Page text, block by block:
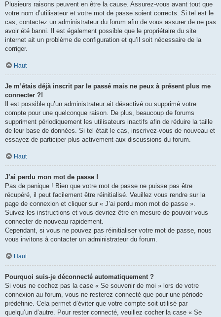
Plusieurs raisons peuvent en être la cause. Assurez-vous avant tout que
votre nom d’utilisateur et votre mot de passe soient corrects. Si tel est le
cas, contactez un administrateur du forum afin de vous assurer de ne pas
avoir été banni. Il est également possible que le propriétaire du site
internet ait un problème de configuration et qu’il soit nécessaire de la
corriger.
Haut
Je m’étais déjà inscrit par le passé mais ne peux à présent plus me
connecter ?!
Il est possible qu’un administrateur ait désactivé ou supprimé votre
compte pour une quelconque raison. De plus, beaucoup de forums
suppriment périodiquement les utilisateurs inactifs afin de réduire la taille
de leur base de données. Si tel était le cas, inscrivez-vous de nouveau et
essayez de participer plus activement aux discussions du forum.
Haut
J’ai perdu mon mot de passe !
Pas de panique ! Bien que votre mot de passe ne puisse pas être
récupéré, il peut facilement être réinitialisé. Veuillez vous rendre sur la
page de connexion et cliquer sur « J’ai perdu mon mot de passe ».
Suivez les instructions et vous devriez être en mesure de pouvoir vous
connecter de nouveau rapidement.
Cependant, si vous ne pouvez pas réinitialiser votre mot de passe, nous
vous invitons à contacter un administrateur du forum.
Haut
Pourquoi suis-je déconnecté automatiquement ?
Si vous ne cochez pas la case « Se souvenir de moi » lors de votre
connexion au forum, vous ne resterez connecté que pour une période
prédéfinie. Cela permet d’éviter que votre compte soit utilisé par
quelqu’un d’autre. Pour rester connecté, veuillez cocher la case « Se